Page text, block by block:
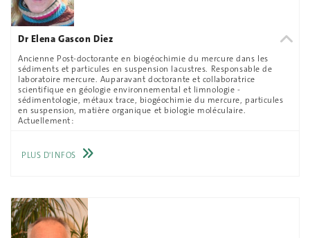
Dr Elena Gascon Diez
Ancienne Post-doctorante en biogéochimie du mercure dans les
sédiments et particules en suspension lacustres. Responsable de
laboratoire mercure. Auparavant doctorante et collaboratrice
scientifique en géologie environnemental et limnologie -
sédimentologie, métaux trace, biogéochimie du mercure, particules
en suspension, matière organique et biologie moléculaire.
Actuellement :
PLUS D'INFOS